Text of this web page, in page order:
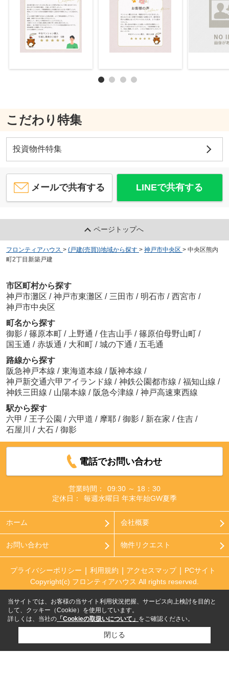
こだわり特集
投資物件特集
メールで共有する LINEで共有する
ページトップへ
フロンティアハウス > (戸建(売買))地域から探す > 神戸市中央区 > 中央区熊内
町2丁目新築戸建
市区町村から探す
神戸市灘区 / 神戸市東灘区 / 三田市 / 明石市 / 西宮市 /
神戸市中央区
町名から探す
御影 / 篠原本町 / 上野通 / 住吉山手 / 篠原伯母野山町 /
国玉通 / 赤坂通 / 大和町 / 城の下通 / 五毛通
路線から探す
阪急神戸本線 / 東海道本線 / 阪神本線 /
神戸新交通六甲アイランド線 / 神鉄公園都市線 / 福知山線 /
神鉄三田線 / 山陽本線 / 阪急今津線 / 神戸高速東西線
駅から探す
六甲 / 王子公園 / 六甲道 / 摩耶 / 御影 / 新在家 / 住吉 /
石屋川
/ 大石 / 御影
電話でお問い合わせ
営業時間：
09:30 ～ 18：30
定休日：
毎週水曜日 年末年始GW夏季
ホーム 会社概要
お問い合わせ 物件リクエスト
プライバシーポリシー 利用規約 アクセスマップ
PCサイト
Copyright(c) フロンティアハウス All rights reserved.
当サイトでは、お客様の当サイト利用状況把握、サービス向上検討を目的と
して、クッキー（Cookie）を使用しています。
詳しくは、当社の 「Cookieの取扱いについて」 をご確認ください。
閉じる